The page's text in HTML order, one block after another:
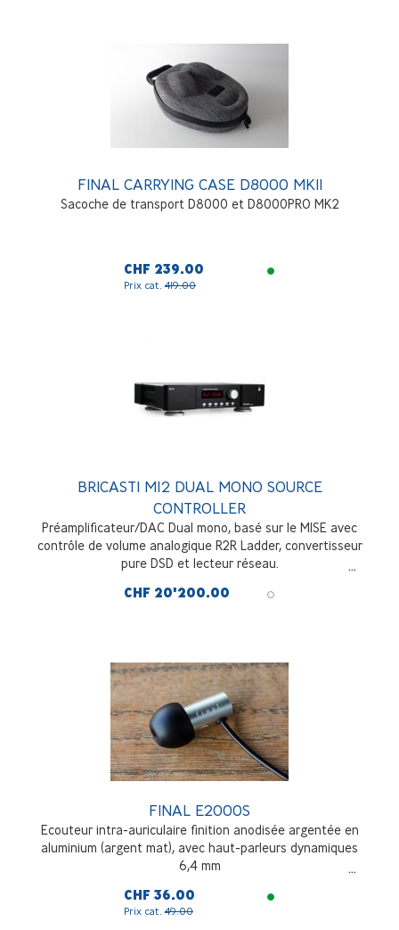
FINAL CARRYING CASE D8000 MKII
Sacoche de transport D8000 et D8000PRO MK2
CHF 239.00
Prix cat.419.00
BRICASTI M12 DUAL MONO SOURCE
CONTROLLER
Préamplificateur/DAC Dual mono, basé sur le M1SE avec
contrôle de volume analogique R2R Ladder, convertisseur
pure DSD et lecteur réseau.
CHF 20'200.00
FINAL E2000S
Ecouteur intra-auriculaire finition anodisée argentée en
aluminium (argent mat), avec haut-parleurs dynamiques
6,4 mm
CHF 36.00
Prix cat.49.00